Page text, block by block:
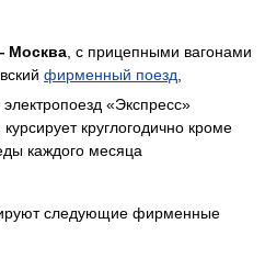
Москва , с прицепными вагонами
фирменный поезд
«Экспресс»
круглогодично кроме
каждого месяца
следующие фирменные